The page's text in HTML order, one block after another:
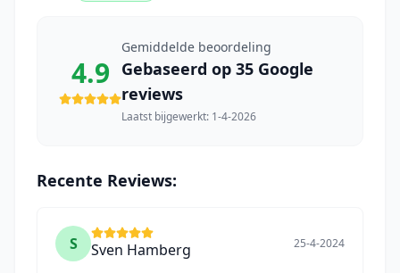
4.9
Gemiddelde beoordeling
Gebaseerd op 35 Google
reviews
Laatst bijgewerkt: 1-4-2026
Recente Reviews:
S Sven Hamberg 25-4-2024